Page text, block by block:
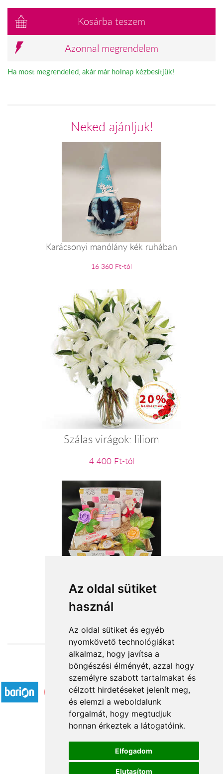
Az oldal sütiket
használ
Az oldal sütiket és egyéb
nyomkövető technológiákat
alkalmaz, hogy javítsa a
böngészési élményét, azzal hogy
személyre szabott tartalmakat és
célzott hirdetéseket jelenít meg,
és elemzi a weboldalunk
forgalmát, hogy megtudjuk
honnan érkeztek a látogatóink.
Elfogadom
Elutasítom
Kosárba teszem
Azonnal megrendelem
Ha most megrendeled, akár már holnap kézbesítjük!
Neked ajánljuk!
Karácsonyi manólány kék ruhában
16 360 Ft-tól
Szálas virágok: liliom
4 400 Ft-tól
Macaron felhő
17 360 Ft-tól
Elfogadott fizetési módok
Á.SZ.F.
Impresszum